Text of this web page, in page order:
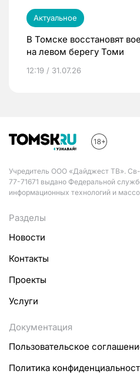
Актуальное
В Томске восстановят
на левом берегу Томи
12:19 / 31.07.26
Учредитель ООО «Дайджест ТВ».
77-71671 выдано Федеральной
информационных технологий и
Разделы
Новости
Контакты
Проекты
Услуги
Документация
Пользовательское
Политика